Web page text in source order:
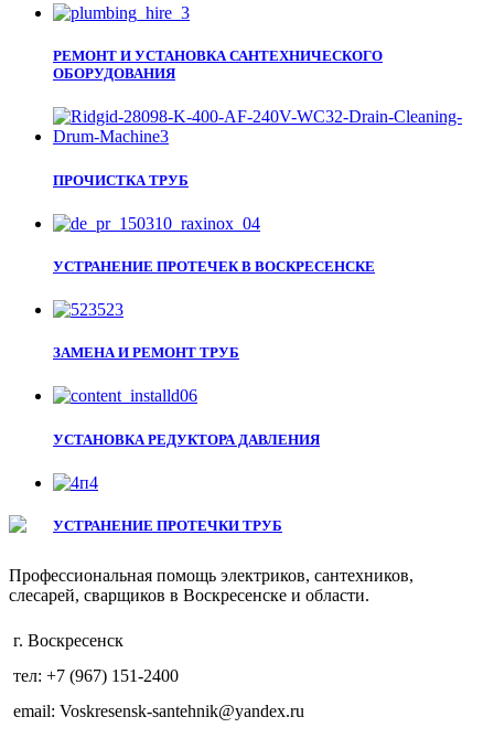
РЕМОНТ И УСТАНОВКА САНТЕХНИЧЕСКОГО
ОБОРУДОВАНИЯ
ПРОЧИСТКА ТРУБ
УСТРАНЕНИЕ ПРОТЕЧЕК В ВОСКРЕСЕНСКЕ
ЗАМЕНА И РЕМОНТ ТРУБ
УСТАНОВКА РЕДУКТОРА ДАВЛЕНИЯ
УСТРАНЕНИЕ ПРОТЕЧКИ ТРУБ
Профессиональная помощь электриков, сантехников,
слесарей, сварщиков в Воскресенске и области.
г. Воскресенск
тел: +7 (967) 151-2400
email: Voskresensk-santehnik@yandex.ru